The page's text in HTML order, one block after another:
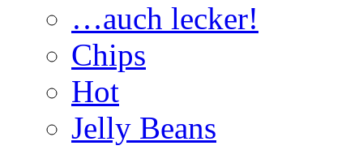
…auch lecker!
Chips
Hot
Jelly Beans